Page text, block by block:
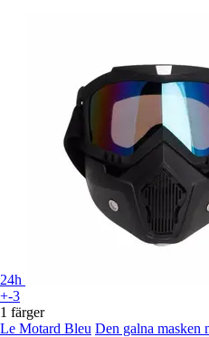
24h
+-3
1 färger
Le Motard Bleu Den galna masken